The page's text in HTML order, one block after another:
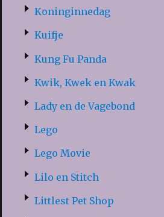
Koninginnedag
Kuifje
Kung Fu Panda
Kwik, Kwek en Kwak
Lady en de Vagebond
Lego
Lego Movie
Lilo en Stitch
Littlest Pet Shop